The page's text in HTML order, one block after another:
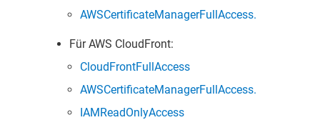
AWSCertificateManagerFullAccess.
Für AWS CloudFront:
CloudFrontFullAccess
AWSCertificateManagerFullAccess.
IAMReadOnlyAccess